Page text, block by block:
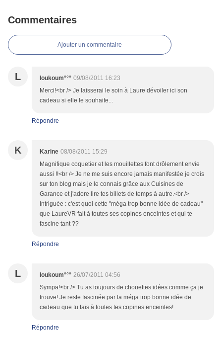
Commentaires
Ajouter un commentaire
L loukoum°°° 09/08/2011 16:23
Merci!<br /> Je laisserai le soin à Laure dévoiler ici son
cadeau si elle le souhaite...
Répondre
K Karine 08/08/2011 15:29
Magnifique coquetier et les mouillettes font drôlement envie
aussi !!<br /> Je ne me suis encore jamais manifestée je crois
sur ton blog mais je le connais grâce aux Cuisines de
Garance et j'adore lire tes billets de temps à autre.<br />
Intriguée : c'est quoi cette "méga trop bonne idée de cadeau"
que LaureVR fait à toutes ses copines enceintes et qui te
fascine tant ??
Répondre
L loukoum°°° 26/07/2011 04:56
Sympa!<br /> Tu as toujours de chouettes idées comme ça je
trouve! Je reste fascinée par la méga trop bonne idée de
cadeau que tu fais à toutes tes copines enceintes!
Répondre